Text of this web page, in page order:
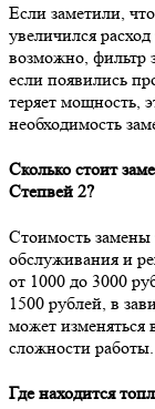
Если заметили,
увеличился
возможно, фильтр
если появились
теряет мощность,
необходимость
Сколько стоит
Степвей 2?
Стоимость замены
обслуживания и
от 1000 до 3000
1500 рублей, в
может изменяться
сложности работы.
Где находится